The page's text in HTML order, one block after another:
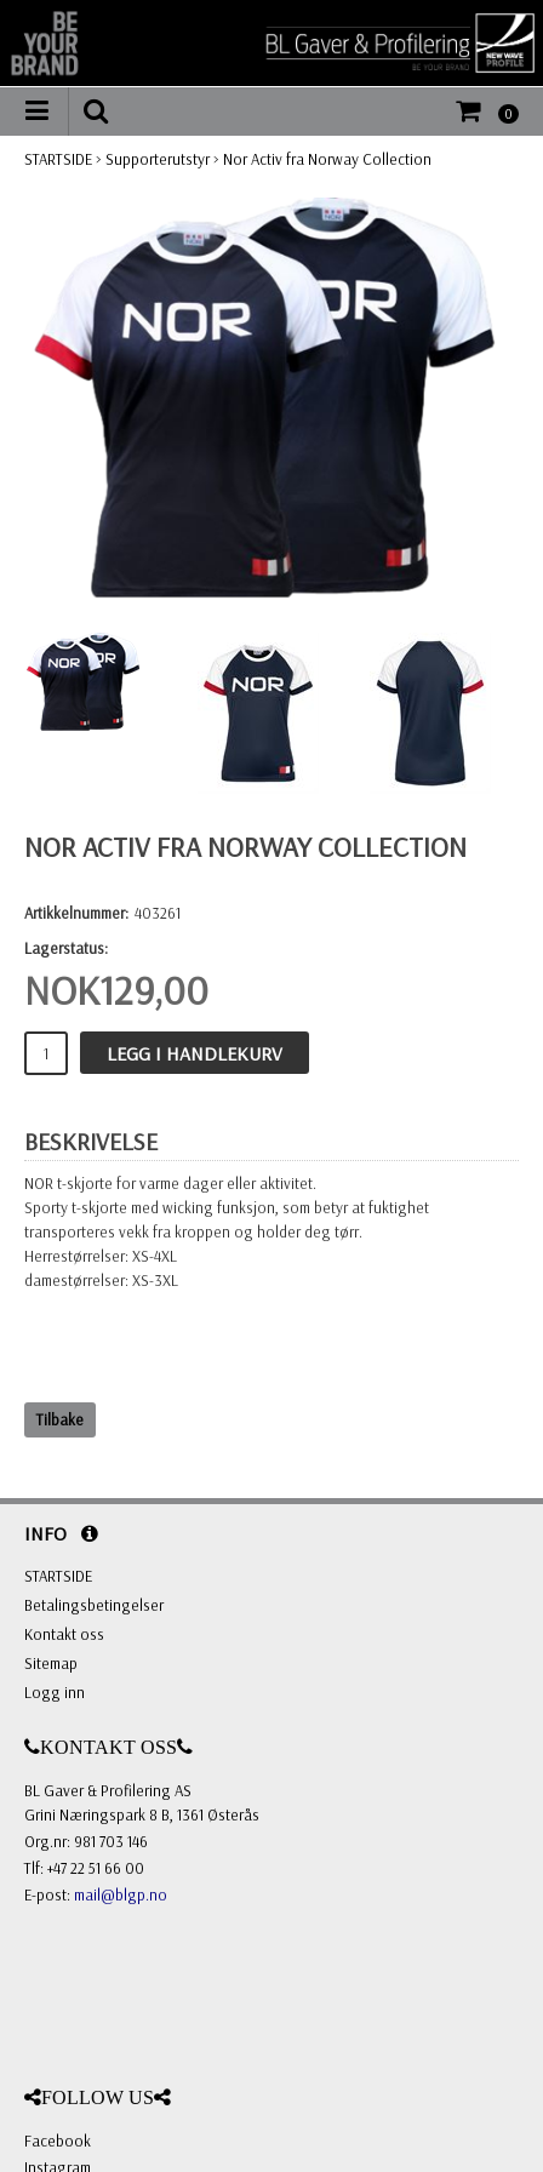
0
STARTSIDE> Supporterutstyr> Nor Activ fra Norway Collection
NOR ACTIV FRA NORWAY COLLECTION
Artikkelnummer: 403261
Lagerstatus:
NOK129,00
LEGG I HANDLEKURV
BESKRIVELSE
NOR t-skjorte for varme dager eller aktivitet.
Sporty t-skjorte med wicking funksjon, som betyr at fuktighet
transporteres vekk fra kroppen og holder deg tørr.
Herrestørrelser: XS-4XL
damestørrelser: XS-3XL
Tilbake
INFO
STARTSIDE
Betalingsbetingelser
Kontakt oss
Sitemap
Logg inn
KONTAKT OSS
BL Gaver & Profilering AS
Grini Næringspark 8 B, 1361 Østerås
Org.nr: 981 703 146
Tlf: +47 22 51 66 00
E-post: mail@blgp.no
FOLLOW US
Facebook
Instagram